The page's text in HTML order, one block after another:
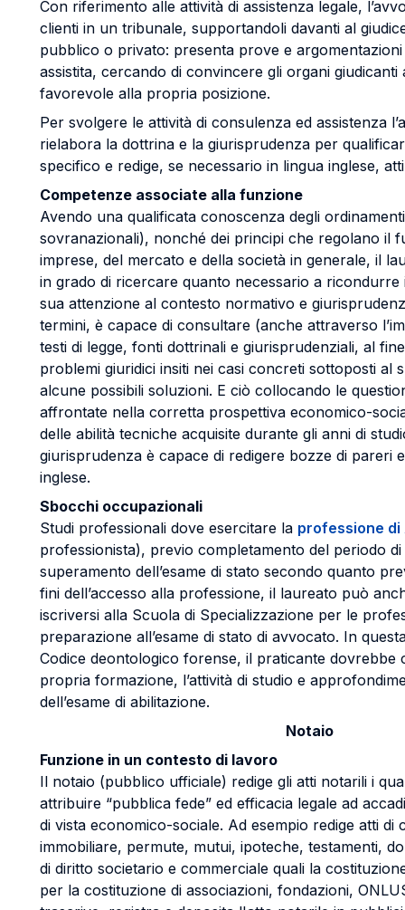
Con riferimento alle attività di assistenza legale,
clienti in un tribunale, supportandoli davanti al
pubblico o privato: presenta prove e
assistita, cercando di convincere gli organi
favorevole alla propria posizione.
Per svolgere le attività di consulenza ed assistenza
rielabora la dottrina e la giurisprudenza per
specifico e redige, se necessario in lingua inglese,
Competenze associate alla funzione
Avendo una qualificata conoscenza degli
sovranazionali), nonché dei principi che regolano il
imprese, del mercato e della società in generale, il
in grado di ricercare quanto necessario a
sua attenzione al contesto normativo e
termini, è capace di consultare (anche attraverso
testi di legge, fonti dottrinali e giurisprudenziali, al
problemi giuridici insiti nei casi concreti sottoposti al
alcune possibili soluzioni. E ciò collocando le
affrontate nella corretta prospettiva economico-
delle abilità tecniche acquisite durante gli anni di
giurisprudenza è capace di redigere bozze di pareri
inglese.
Sbocchi occupazionali
Studi professionali dove esercitare la professione di
professionista), previo completamento del periodo
superamento dell’esame di stato secondo quanto
fini dell’accesso alla professione, il laureato può
iscriversi alla Scuola di Specializzazione per le
preparazione all’esame di stato di avvocato. In
Codice deontologico forense, il praticante dovrebbe
propria formazione, l’attività di studio e
dell’esame di abilitazione.
Notaio
Funzione in un contesto di lavoro
Il notaio (pubblico ufficiale) redige gli atti notarili i
attribuire “pubblica fede” ed efficacia legale ad
di vista economico-sociale. Ad esempio redige atti di
immobiliare, permute, mutui, ipoteche, testamenti,
di diritto societario e commerciale quali la
per la costituzione di associazioni, fondazioni,